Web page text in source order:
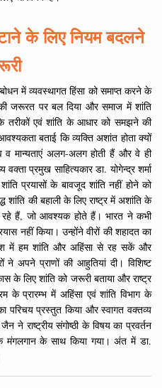
के लिए नियम बदलने
में व्यवस्थागत हिंसा को समाप्त करने के
जरूरत पर बल दिया और समाज में शांति
तरीकों एवं शांति के आधार को समझने की
बताई कि व्यक्ति अशांत होता क्यों
व मान्यताएं अलग-अलग होती हैं और वे ही
प्रमुख साहित्यकार डा. योगेन्द्र शर्मा
प्रयासों के बावजूद शांति नहीं होने को
शांति की बहाली के लिए राष्ट्र में अशांति के
रहे हैं, जो आवश्यक होते हैं। भारत ने कभी
नहीं किया। उन्होंने वीरों की शहादत का
में हम शांति और अहिंसा से रह सकें और
ने अपने प्राणों की आहुतियां दी। विशिष्ट
के लिए शांति को जरूरी बताया और राष्ट्र
के प्रारम्भ में अहिंसा एवं शांति विभाग के
परिचय प्रस्तुत किया और स्वागत वक्तव्य
ने राष्ट्रीय संगोष्ठी के विषय का प्रवर्तन
के मंगलगान के साथ किया गया। अंत में डा.